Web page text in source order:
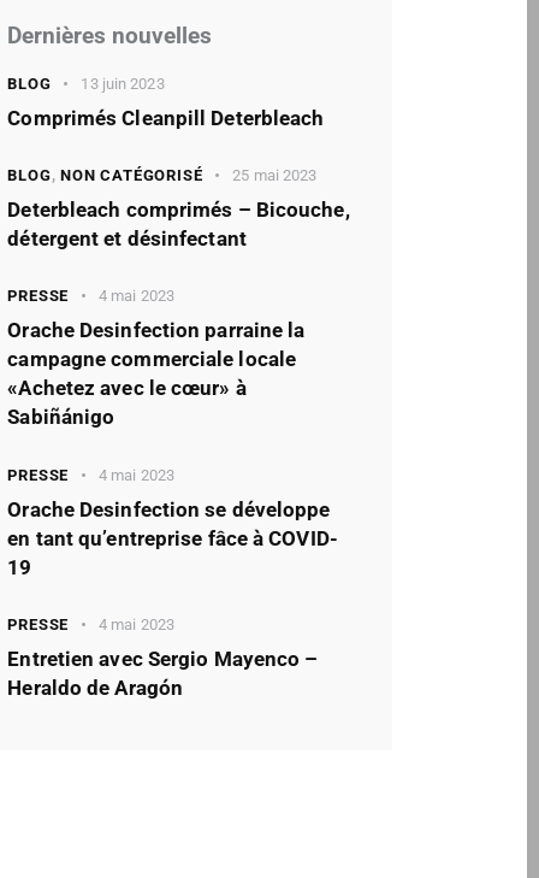
Dernières nouvelles
BLOG 13 juin 2023
Comprimés Cleanpill Deterbleach
BLOG,NON CATÉGORISÉ 25 mai 2023
Deterbleach comprimés – Bicouche,
détergent et désinfectant
PRESSE 4 mai 2023
Orache Desinfection parraine la
campagne commerciale locale
«Achetez avec le cœur» à
Sabiñánigo
PRESSE 4 mai 2023
Orache Desinfection se développe
en tant qu’entreprise fâce à COVID-
19
PRESSE 4 mai 2023
Entretien avec Sergio Mayenco –
Heraldo de Aragón